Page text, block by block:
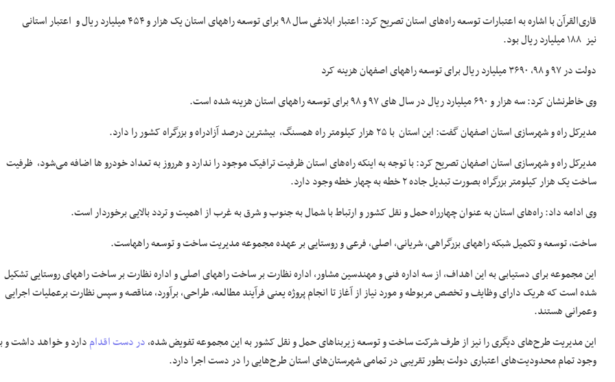
قاری‌القرآن با اشاره به اعتبارات توسعه راه‌های استان تصریح کرد: اعتبار ابلاغی سال ۹۸ برای توسعه راههای استان یک هزار و ۴۵۴ میلیارد ریال و اعتبار استانی
نیز ۱۸۸ میلیارد ریال بود.
دولت در ۹۷ و ۹۸، ۳۶۹۰ میلیارد ریال برای توسعه راههای اصفهان هزینه کرد
وی خاطرنشان کرد: سه هزار و ۶۹۰ میلیارد ریال در سال های ۹۷ و ۹۸ برای توسعه راههای استان هزینه شده است.
مدیرکل راه و شهرسازی استان اصفهان گفت: این استان با ۲۵ هزار کیلومتر راه همسنگ، بیشترین درصد آزادراه و بزرگراه کشور را دارد.
مدیرکل راه و شهرسازی استان اصفهان تصریح کرد: با توجه به اینکه راه‌های استان ظرفیت ترافیک موجود را ندارد و هرروز به تعداد خودرو ها اضافه می‌شود، ظرفیت
ساخت یک هزار کیلومتر بزرگراه بصورت تبدیل جاده ۲ خطه به چهار خطه وجود دارد.
وی ادامه داد: راه‌های استان به عنوان چهارراه حمل ‌و نقل کشور و ارتباط با شمال به جنوب و شرق به غرب از اهمیت و تردد بالایی برخوردار است.
ساخت، توسعه و تکمیل شبکه راههای بزرگراهی، شریانی، اصلی، فرعی و روستایی بر عهده مجموعه مدیریت ساخت و توسعه راههاست.
این مجموعه برای دستیابی به این اهداف، از سه اداره فنی و مهندسین مشاور، اداره نظارت بر ساخت راههای اصلی و اداره نظارت بر ساخت راههای روستایی تشکیل
شده است که هریک دارای وظایف و تخصص مربوطه و مورد نیاز از آغاز تا انجام پروژه یعنی فرآیند مطالعه، طراحی، برآورد، مناقصه و سپس نظارت برعملیات اجرایی
وعمرانی هستند.
این مدیریت طرح‌های دیگری را نیز از طرف شرکت ساخت و توسعه زیربناهای حمل و نقل کشور به این مجموعه تفویض شده،در دست اقدامدارد و خواهد داشت و
وجود تمام محدودیت‌های اعتباری دولت بطور تقریبی در تمامی شهرستان‌های استان طرح‌هایی را در دست اجرا دارد.